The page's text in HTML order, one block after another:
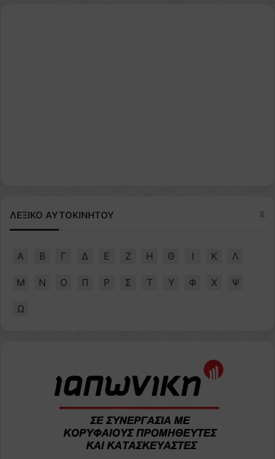
ΛΕΞΙΚΟ ΑΥΤΟΚΙΝΗΤΟΥ
Α Β Γ Δ Ε Ζ Η Θ Ι Κ Λ
Μ Ν Ο Π Ρ Σ Τ Υ Φ Χ Ψ
Ω